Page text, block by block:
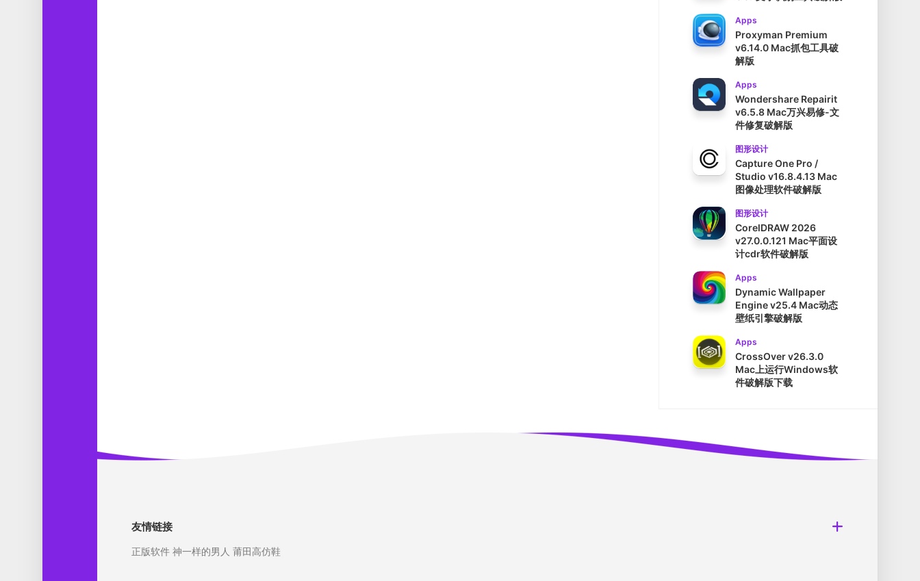
Apps
Proxyman Premium
v6.14.0 Mac抓包工具破
解版
Apps
Wondershare Repairit
v6.5.8 Mac万兴易修-文
件修复破解版
图形设计
Capture One Pro /
Studio v16.8.4.13 Mac
图像处理软件破解版
图形设计
CorelDRAW 2026
v27.0.0.121 Mac平面设
计cdr软件破解版
Apps
Dynamic Wallpaper
Engine v25.4 Mac动态
壁纸引擎破解版
Apps
CrossOver v26.3.0
Mac上运行Windows软
件破解版下载
友情链接
正版软件 神一样的男人 莆田高仿鞋